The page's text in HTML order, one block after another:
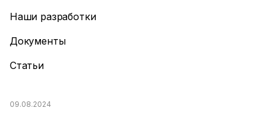
Наши разработки
Документы
Статьи
09.08.2024